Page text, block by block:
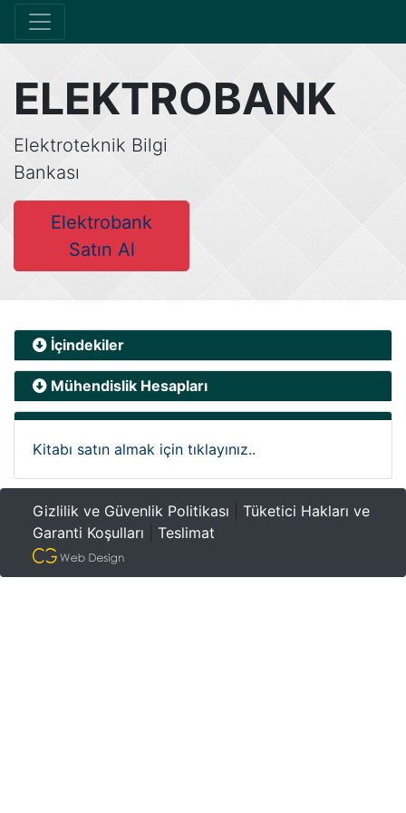
ELEKTROBANK
Elektroteknik Bilgi
Bankası
Elektrobank
Satın Al
İçindekiler
Mühendislik Hesapları
Kitabı satın almak için tıklayınız..
Gizlilik ve Güvenlik Politikası
Tüketici Hakları ve
Garanti Koşulları
Teslimat